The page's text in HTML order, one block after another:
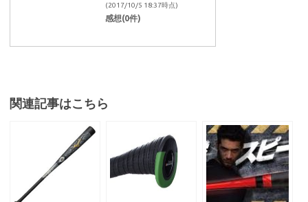
(2017/10/5 18:37時点)
感想(0件)
関連記事はこちら